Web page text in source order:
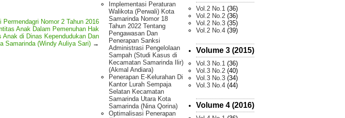
Permendagri Nomor 2 Tahun 2016
Anak Dalam Pemenuhan Hak
Anak di Dinas Kependudukan Dan
Samarinda (Windy Auliya Sari) →
Implementasi Peraturan
Walikota (Perwali) Kota
Samarinda Nomor 18
Tahun 2022 Tentang
Pengawasan Dan
Penerapan Sanksi
Administrasi Pengelolaan
Sampah (Studi Kasus di
Kecamatan Samarinda Ilir)
(Akmal Andiara)
Penerapan E-Kelurahan Di
Kantor Lurah Sempaja
Selatan Kecamatan
Samarinda Utara Kota
Samarinda (Nina Qorina)
Optimalisasi Penerapan
Vol.2 No.1 (36)
Vol.2 No.2 (36)
Vol.2 No.3 (35)
Vol.2 No.4 (39)
Volume 3 (2015)
Vol.3 No.1 (36)
Vol.3 No.2 (40)
Vol.3 No.3 (34)
Vol.3 No.4 (44)
Volume 4 (2016)